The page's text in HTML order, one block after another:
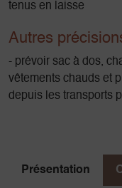
tenus en laisse
Autres
- prévoir sac à dos,
vêtements chauds et
depuis les transports
Présentation